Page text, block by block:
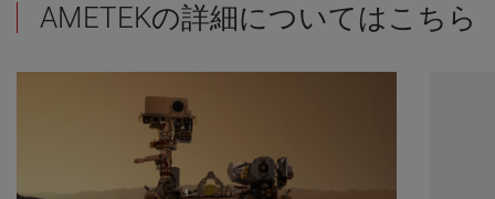
AMETEKの詳細についてはこちら